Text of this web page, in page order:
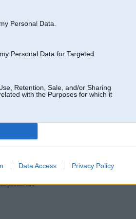
Personal Data.
Personal Data for Targeted
Retention, Sale, and/or Sharing
with the Purposes for which it
Data Access Privacy Policy
10:28
un jo sevišķi akumulatora ass asmens ir must. Fleksis
noņemšanas ir ar flexi+ smilšpapīra lapiņu ripu.
jo ar neasu pļaujot stiebrs tiek apsists, ne nogriezts
paskats zūd.